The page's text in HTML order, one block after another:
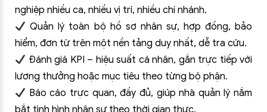
nghiệp nhiều ca, nhiều vị trí, nhiều chi nhánh.
Quản lý toàn bộ hồ sơ nhân sự, hợp đồng, bảo
hiểm, đơn từ trên một nền tảng duy nhất, dễ tra cứu.
Đánh giá KPI – hiệu suất cá nhân, gắn trực tiếp với
lương thưởng hoặc mục tiêu theo từng bộ phận.
Báo cáo trực quan, đầy đủ, giúp nhà quản lý nắm
bắt tình hình nhân sự theo thời gian thực.